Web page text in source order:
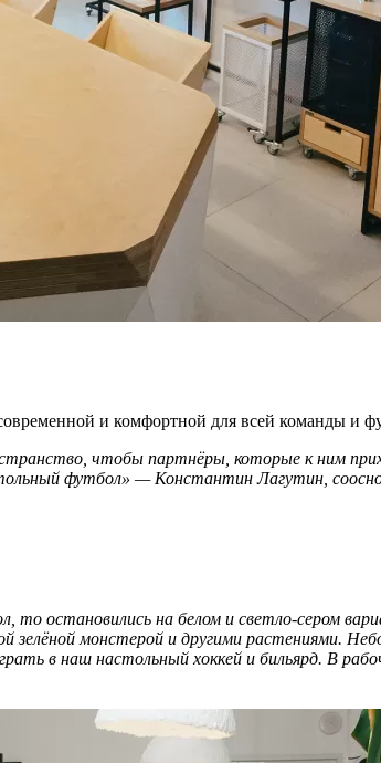
и комфортной для всей команды и
чтобы партнёры, которые к ним
футбол» — Константин Лагутин,
то остановились на белом и светло-сером
монстерой и другими растениями.
в наш настольный хоккей и бильярд. В